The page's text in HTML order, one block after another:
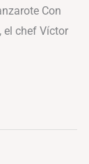
Con
el chef Víctor